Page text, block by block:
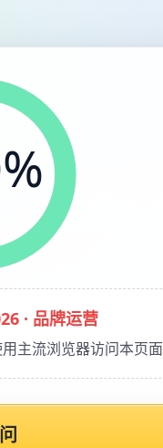
· 品牌运营
主流浏览器访问本页面